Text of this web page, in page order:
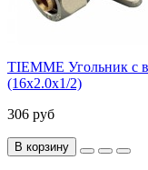
TIEMME Угольник с
(16х2.0х1/2)
306 руб
В корзину